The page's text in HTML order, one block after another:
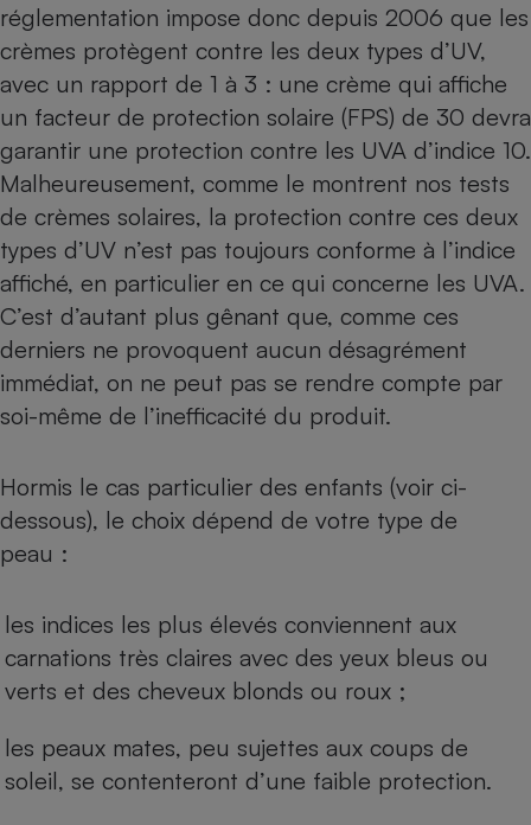
réglementation impose donc depuis 2006 que les
crèmes protègent contre les deux types d’UV,
avec un rapport de 1 à 3 : une crème qui affiche
un facteur de protection solaire (FPS) de 30 devra
garantir une protection contre les UVA d’indice 10.
Malheureusement, comme le montrent nos tests
de crèmes solaires, la protection contre ces deux
types d’UV n’est pas toujours conforme à l’indice
affiché, en particulier en ce qui concerne les UVA.
C’est d’autant plus gênant que, comme ces
derniers ne provoquent aucun désagrément
immédiat, on ne peut pas se rendre compte par
soi-même de l’inefficacité du produit.
Hormis le cas particulier des enfants (voir ci-
dessous), le choix dépend de votre type de
peau :
les indices les plus élevés conviennent aux
carnations très claires avec des yeux bleus ou
verts et des cheveux blonds ou roux ;
les peaux mates, peu sujettes aux coups de
soleil, se contenteront d’une faible protection.